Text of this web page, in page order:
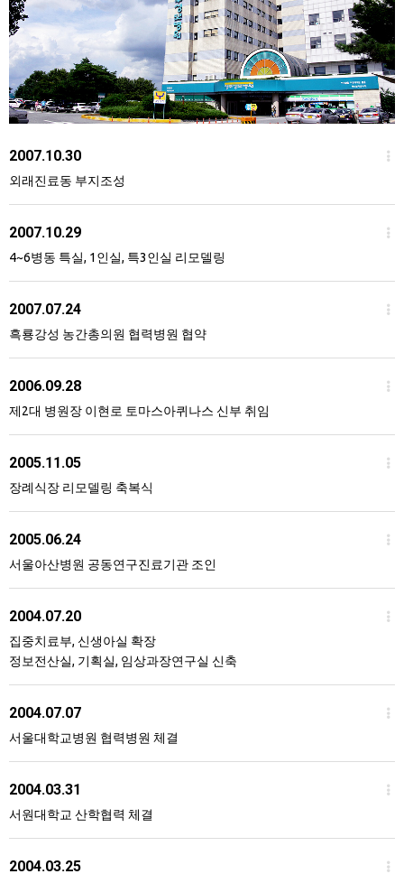
2007.10.30
외래진료동 부지조성
2007.10.29
4~6병동 특실, 1인실, 특3인실 리모델링
2007.07.24
흑룡강성 농간총의원 협력병원 협약
2006.09.28
제2대 병원장 이현로 토마스아퀴나스 신부 취임
2005.11.05
장례식장 리모델링 축복식
2005.06.24
서울아산병원 공동연구진료기관 조인
2004.07.20
집중치료부, 신생아실 확장
정보전산실, 기획실, 임상과장연구실 신축
2004.07.07
서울대학교병원 협력병원 체결
2004.03.31
서원대학교 산학협력 체결
2004.03.25